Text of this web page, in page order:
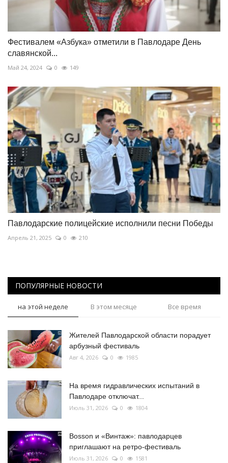
Фестивалем «Азбука» отметили в Павлодаре День
славянской...
Май 24, 2024 0 149
Павлодарские полицейские исполнили песни Победы
Апрель 21, 2025 0 210
ПОПУЛЯРНЫЕ НОВОСТИ
на этой неделе В этом месяце Все время
Жителей Павлодарской области порадует
арбузный фестиваль
Авг 4, 2026 0 1985
На время гидравлических испытаний в
Павлодаре отключат...
Июль 31, 2026 0 1804
Bosson и «Винтаж»: павлодарцев
приглашают на ретро-фестиваль
Июль 31, 2026 0 1581